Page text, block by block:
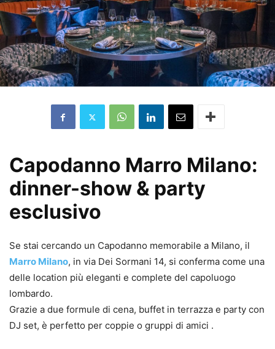
Capodanno Marro Milano:
dinner-show & party
esclusivo
Se stai cercando un Capodanno memorabile a Milano, il
Marro Milano, in via Dei Sormani 14, si conferma come una
delle location più eleganti e complete del capoluogo
lombardo.
Grazie a due formule di cena, buffet in terrazza e party con
DJ set, è perfetto per coppie o gruppi di amici .